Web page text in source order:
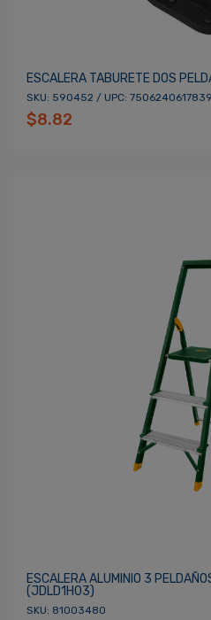
ESCALERA TABURETE DOS
SKU: 590452 / UPC: 7506240617839
$8.82
ESCALERA ALUMINIO 3
(JDLD1H03)
SKU: 81003480